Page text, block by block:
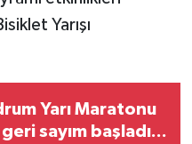
Yarışı
Yarı Maratonu
sayım başladı...